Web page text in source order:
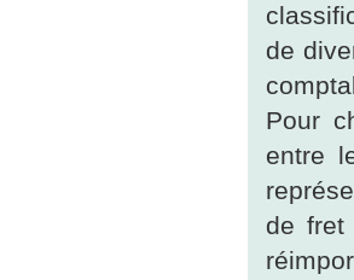
de
Pour
entre
de fret